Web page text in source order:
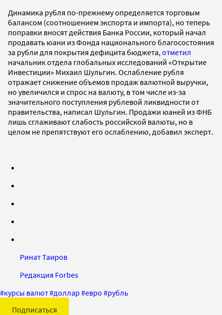
Динамика рубля по-прежнему определяется торговым
балансом (соотношением экспорта и импорта), но теперь
поправки вносят действия Банка России, который начал
продавать юани из Фонда национального благосостояния
за рубли для покрытия дефицита бюджета, отметил
начальник отдела глобальных исследований «Открытие
Инвестиции» Михаил Шульгин. Ослабление рубля
отражает снижение объемов продаж валютной выручки,
но увеличился и спрос на валюту, в том числе из-за
значительного поступления рублевой ликвидности от
правительства, написал Шульгин. Продажи юаней из ФНБ
лишь сглаживают слабость российской валюты, но в
целом не препятствуют его ослаблению, добавил эксперт.
Ринат Таиров
Редакция Forbes
#курсы валют#доллар #евро #рубль
Подписаться